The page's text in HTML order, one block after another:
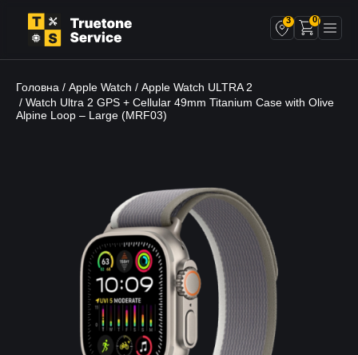
3 0
Головна / Apple Watch / Apple Watch ULTRA 2
/ Watch Ultra 2 GPS + Cellular 49mm Titanium Case with Olive
Alpine Loop – Large (MRF03)